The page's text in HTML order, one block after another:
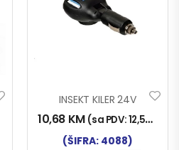
INSEKT KILER 24V
10,68 KM (sa PDV:12,50
(ŠIFRA: 4088)